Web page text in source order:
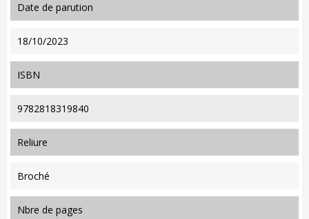
date de parution
18/10/2023
ISBN
9782818319840
reliure
Broché
nbre de pages